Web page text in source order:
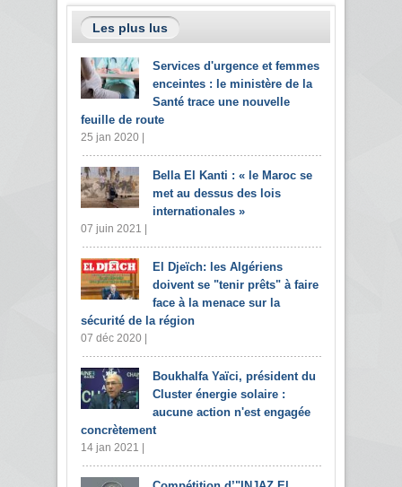
Les plus lus
Services d'urgence et femmes
enceintes : le ministère de la
Santé trace une nouvelle
feuille de route
25 jan 2020 |
Bella El Kanti : « le Maroc se
met au dessus des lois
internationales »
07 juin 2021 |
El Djeïch: les Algériens
doivent se "tenir prêts" à faire
face à la menace sur la
sécurité de la région
07 déc 2020 |
Boukhalfa Yaïci, président du
Cluster énergie solaire :
aucune action n'est engagée
concrètement
14 jan 2021 |